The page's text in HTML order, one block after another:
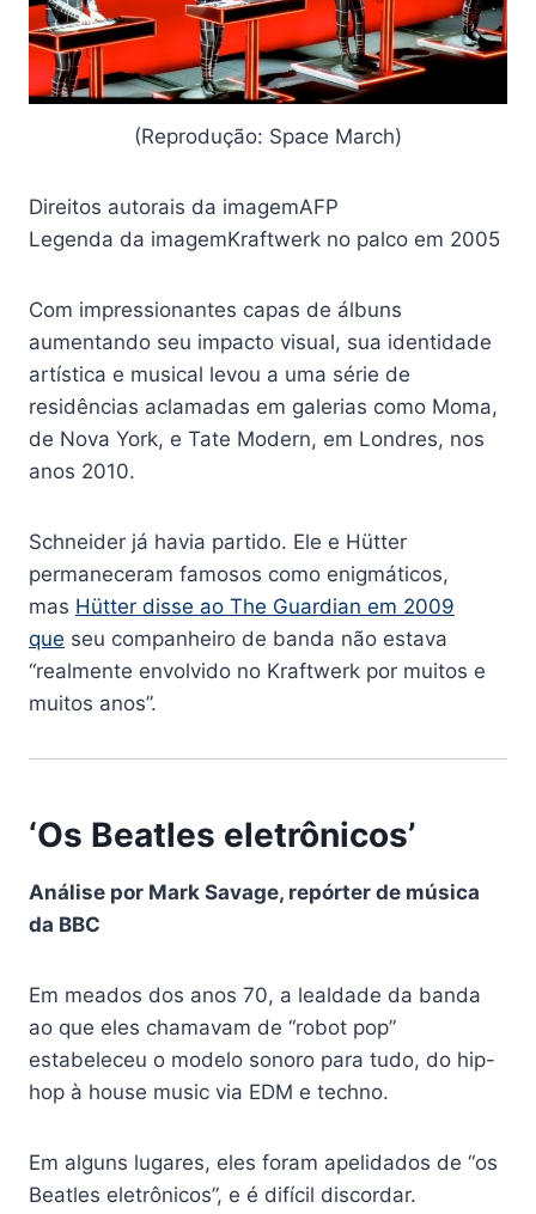
(Reprodução: Space March)
Direitos autorais da imagemAFP
Legenda da imagemKraftwerk no palco em 2005
Com impressionantes capas de álbuns
aumentando seu impacto visual, sua identidade
artística e musical levou a uma série de
residências aclamadas em galerias como Moma,
de Nova York, e Tate Modern, em Londres, nos
anos 2010.
Schneider já havia partido. Ele e Hütter
permaneceram famosos como enigmáticos,
mas Hütter disse ao The Guardian em 2009
que seu companheiro de banda não estava
“realmente envolvido no Kraftwerk por muitos e
muitos anos”.
‘Os Beatles eletrônicos’
Análise por Mark Savage, repórter de música
da BBC
Em meados dos anos 70, a lealdade da banda
ao que eles chamavam de “robot pop”
estabeleceu o modelo sonoro para tudo, do hip-
hop à house music via EDM e techno.
Em alguns lugares, eles foram apelidados de “os
Beatles eletrônicos”, e é difícil discordar.